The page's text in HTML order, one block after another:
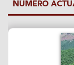
NÚMERO